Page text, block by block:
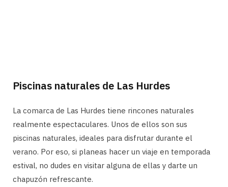
Piscinas naturales de Las Hurdes
La comarca de Las Hurdes tiene rincones naturales
realmente espectaculares. Unos de ellos son sus
piscinas naturales, ideales para disfrutar durante el
verano. Por eso, si planeas hacer un viaje en temporada
estival, no dudes en visitar alguna de ellas y darte un
chapuzón refrescante.